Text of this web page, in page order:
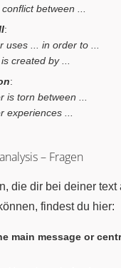
between ...
:
uses ... in order to ...
created by ...
:
is torn between ...
experiences ...
– Fragen
die dir bei deiner text
findest du hier:
main message or